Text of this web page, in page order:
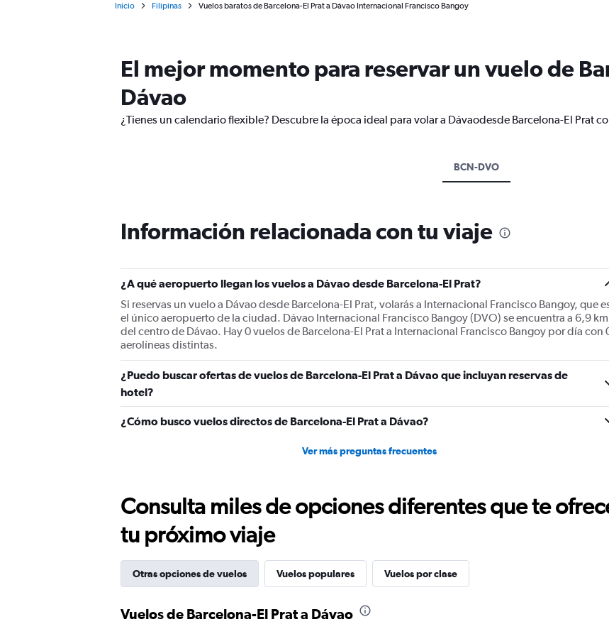
Inicio Filipinas Vuelos baratos de Barcelona-El Prat a Dávao Internacional Francisco Bangoy
El mejor momento para reservar un vuelo de
Dávao
¿Tienes un calendario flexible? Descubre la época ideal para volar a Dávaodesde Barcelona-El Prat
BCN-DVO
Información relacionada con tu viaje
¿A qué aeropuerto llegan los vuelos a Dávao desde Barcelona-El Prat?
Si reservas un vuelo a Dávao desde Barcelona-El Prat, volarás a Internacional Francisco Bangoy, que
el único aeropuerto de la ciudad. Dávao Internacional Francisco Bangoy (DVO) se encuentra a 6,9 km
del centro de Dávao. Hay 0 vuelos de Barcelona-El Prat a Internacional Francisco Bangoy por día con
aerolíneas distintas.
¿Puedo buscar ofertas de vuelos de Barcelona-El Prat a Dávao que incluyan reservas de
hotel?
¿Cómo busco vuelos directos de Barcelona-El Prat a Dávao?
Ver más preguntas frecuentes
Consulta miles de opciones diferentes que te
tu próximo viaje
Otras opciones de vuelos Vuelos populares Vuelos por clase
Vuelos de Barcelona-El Prat a Dávao